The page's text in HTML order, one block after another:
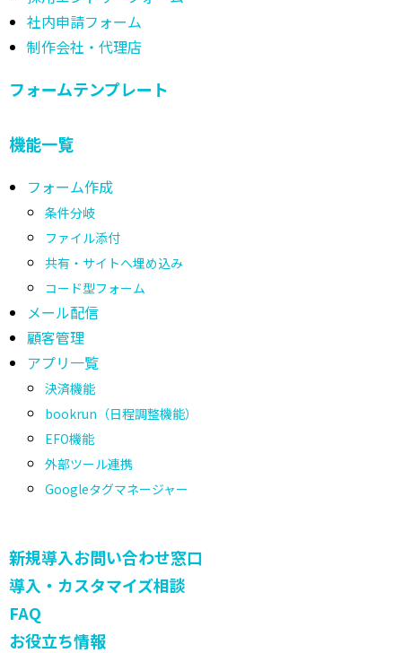
社内申請フォーム
制作会社・代理店
フォームテンプレート
機能一覧
フォーム作成
条件分岐
ファイル添付
共有・サイトへ埋め込み
コード型フォーム
メール配信
顧客管理
アプリ一覧
決済機能
bookrun（日程調整機能）
EFO機能
外部ツール連携
Googleタグマネージャー
新規導入お問い合わせ窓口
導入・カスタマイズ相談
FAQ
お役立ち情報